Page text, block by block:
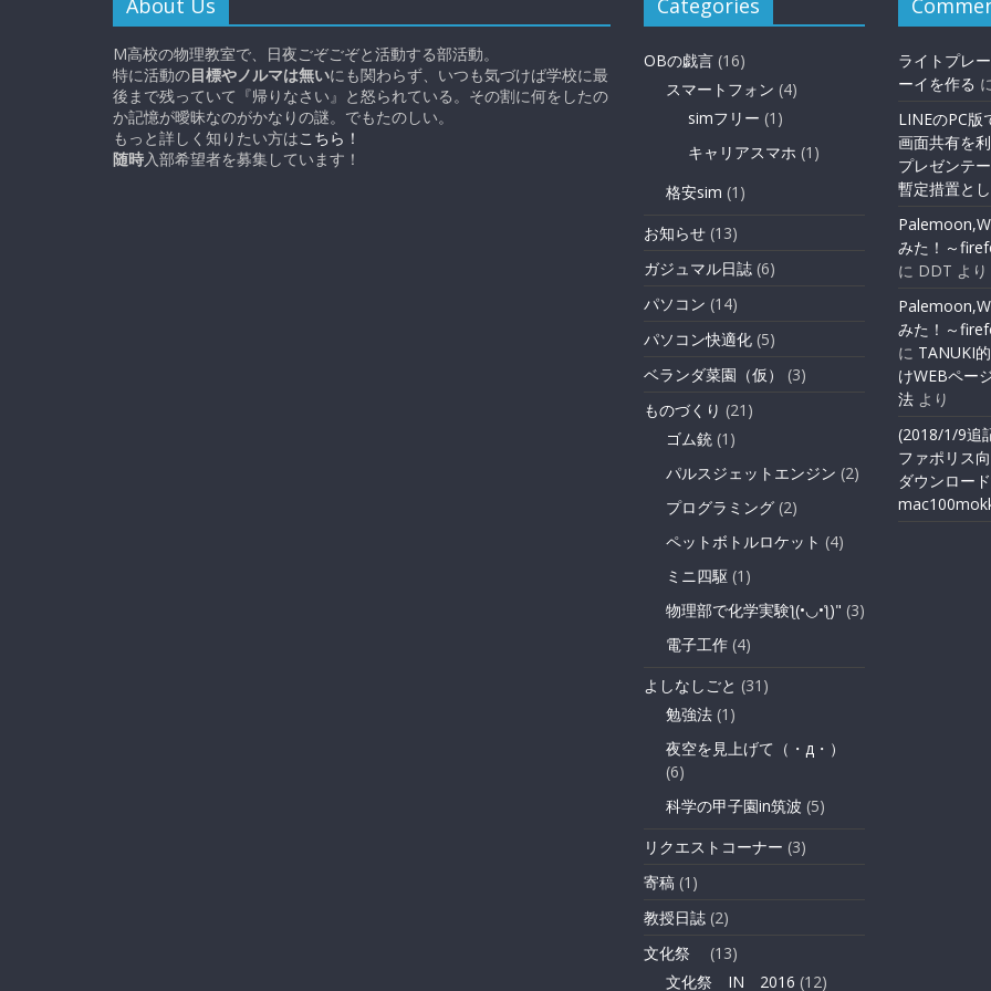
About Us
M高校の物理教室で、日夜ごぞごぞと活動する部活動。
特に活動の目標やノルマは無いにも関わらず、いつも気づけば学校に最
後まで残っていて『帰りなさい』と怒られている。その割に何をしたの
か記憶が曖昧なのがかなりの謎。でもたのしい。
もっと詳しく知りたい方はこちら！
随時入部希望者を募集しています！
Categories
OBの戯言 (16)
スマートフォン (4)
simフリー (1)
キャリアスマホ (1)
格安sim (1)
お知らせ (13)
ガジュマル日誌 (6)
パソコン (14)
パソコン快適化 (5)
ベランダ菜園（仮）
(3)
ものづくり (21)
ゴム銃 (1)
パルスジェットエンジン (2)
プログラミング (2)
ペットボトルロケット (4)
ミニ四駆 (1)
物理部で化学実験ƪ(•◡•ƪ)" (3)
電子工作 (4)
よしなしごと (31)
勉強法 (1)
夜空を見上げて（・д・）
(6)
科学の甲子園in筑波 (5)
リクエストコーナー (3)
寄稿 (1)
教授日誌 (2)
文化祭
(13)
文化祭 IN 2016 (12)
ライトプレ
ーイを作る
LINEのPC版
画面共有を
プレゼンテ
暫定措置と
みた！～
に DDT より
みた！～
に TANUKI
けWEBペー
法より
(2018/1/9追
ファポリス
ダウンロー